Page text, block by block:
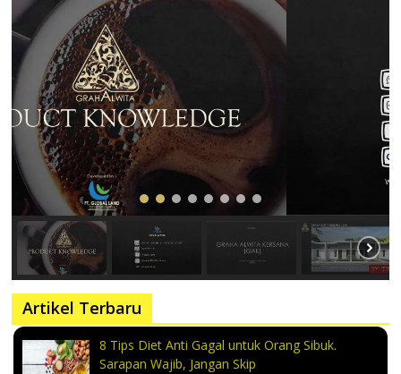
Artikel Terbaru
8 Tips Diet Anti Gagal untuk Orang Sibuk.
Sarapan Wajib, Jangan Skip